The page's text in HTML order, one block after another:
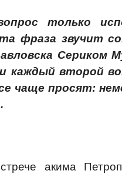
только
фраза звучит
Сериком
каждый второй
чаще просят:
.
акима